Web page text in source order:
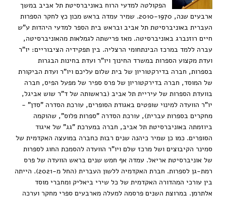
הפקולטה למדעי הרוח באוניברסיטת תל אביב במשך
ארבעים שנה, 2010-1970. שמיר עמדה בראש מכון כץ לחקר הספרות
העברית באוניברסיטת תל אביב ובראש בית הספר למדעי היהדות ע"ש
חיים רוזנברג באוניברסיטה. מאז פרישתה לגמלאות מהאוניברסיטה,
עברה ללמד במרכז הבינתחומי הרצליה. בין תפקידיה הציבוריים: יו"ר
ועדת מקצוע הספרות במשרד החינוך ויו"ר ועדת בחינות הבגרות
בספרות, חברה בדירקטוריון של בית שלום עליכם ויו"ר ועדת הביקורת
של המוסד, חברה בדירקטוריון של פרס ספיר של מפעל הפיס, חברה
בוועדת הספרות של עיריית תל אביב (בראשותה של ד"ר שוש אביגל,
יו"ר הוועדה למינוי שופטים באגודת הסופרים, עורכת הסדרה "סדן" -
מחקרים בספרות עברית), עורכת הסדרה "ספרות פלוס", שהוקמה
ביוזמתה באוניברסיטת תל אביב, חברה במערכת "גג" של איגוד
הסופרים. כמו כן שמיר כיהנה שנים רבות כחברה במועצה האקדמית של
סמינר הקיבוצים ושל מרכז שלם ויו"ר הוועדה להסמכת החוג לספרות
של אוניברסיטת אריאל. עמדה אף חמש שנים בראש הוועדה של פרס
רמת-גן לספרות. חברת האקדמיה ללשון העברית (החל מ-2021). הייתה
בין עורכי המהדורה האקדמית של כל שירי ביאליק ומחברי מוסד
אלתרמן. במרוצת השנים פרסמה למעלה מארבעים ספרי מחקר וערכה